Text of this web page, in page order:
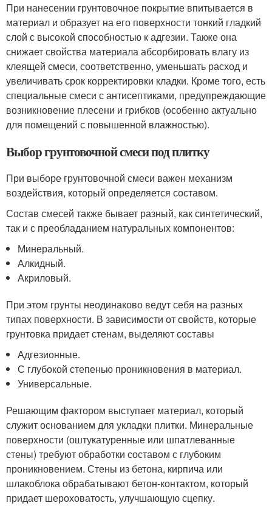
При нанесении грунтовочное покрытие впитывается в
материал и образует на его поверхности тонкий гладкий
слой с высокой способностью к адгезии. Также она
снижает свойства материала абсорбировать влагу из
клеящей смеси, соответственно, уменьшать расход и
увеличивать срок корректировки кладки. Кроме того, есть
специальные смеси с антисептиками, предупреждающие
возникновение плесени и грибков (особенно актуально
для помещений с повышенной влажностью).
Выбор грунтовочной смеси под плитку
При выборе грунтовочной смеси важен механизм
воздействия, который определяется составом.
Состав смесей также бывает разный, как синтетический,
так и с преобладанием натуральных компонентов:
Минеральный.
Алкидный.
Акриловый.
При этом грунты неодинаково ведут себя на разных
типах поверхности. В зависимости от свойств, которые
грунтовка придает стенам, выделяют составы
Адгезионные.
С глубокой степенью проникновения в материал.
Универсальные.
Решающим фактором выступает материал, который
служит основанием для укладки плитки. Минеральные
поверхности (оштукатуренные или шпатлеванные
стены) требуют обработки составом с глубоким
проникновением. Стены из бетона, кирпича или
шлакоблока обрабатывают бетон-контактом, который
придает шероховатость, улучшающую сцепку.